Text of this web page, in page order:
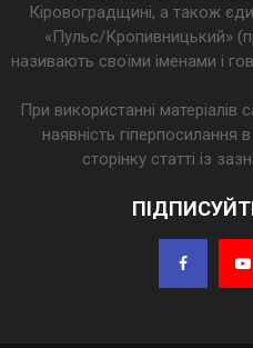
Кіровоградщині, а також
«Пульс/Кропивницький»
називають своїми іменами і
При використанні
наявність
сторінку статті із